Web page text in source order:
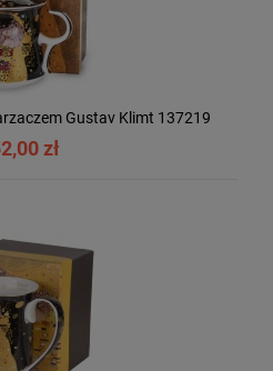
Gustav Klimt 137219
zł